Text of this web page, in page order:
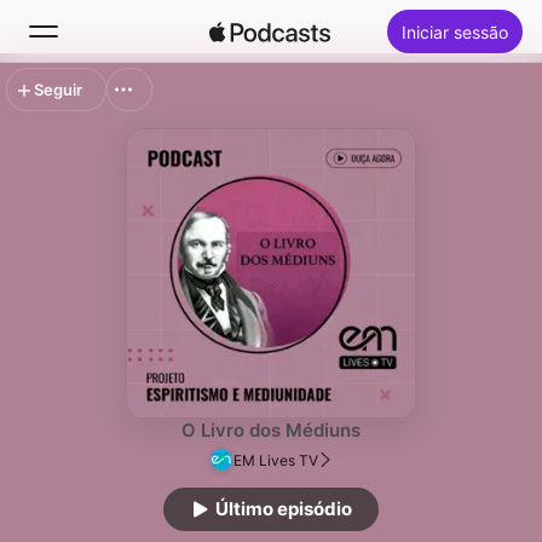
Iniciar sessão
O Livro dos Médiuns
EM Lives TV
Último episódio
Seguir